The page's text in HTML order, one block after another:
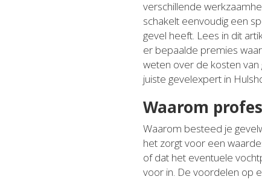
verschillende
schakelt eenvoudig een
gevel heeft. Lees in dit
er bepaalde premies
weten over de kosten van
juiste gevelexpert in
Waarom
Waarom besteed je
het zorgt voor een
of dat het eventuele
voor in. De voordelen op